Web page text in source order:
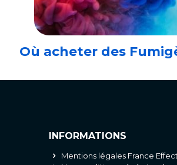
Où acheter des
INFORMATIONS
Mentions légales France Effect